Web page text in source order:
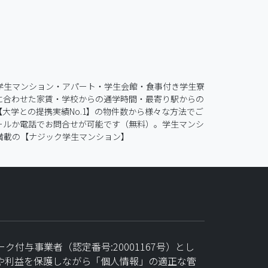
マンション・アパート・学生会館・食事付き学生寮
わせた家賃・学校からの通学時間・最寄り駅からの
学との提携実績No.1】の物件数から様々な方法でご
か電話でお問合せが可能です（無料）。学生マンシ
の【ナジック学生マンション】
ク付与事業者（認定番号:20001167号）とし
利益を保護しながら「個人情報」の適正な管